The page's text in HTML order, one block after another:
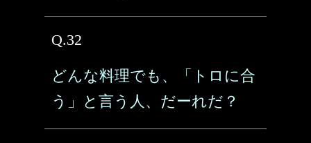
Q.32
どんな料理でも、「トロに合
う」と言う人、だーれだ？